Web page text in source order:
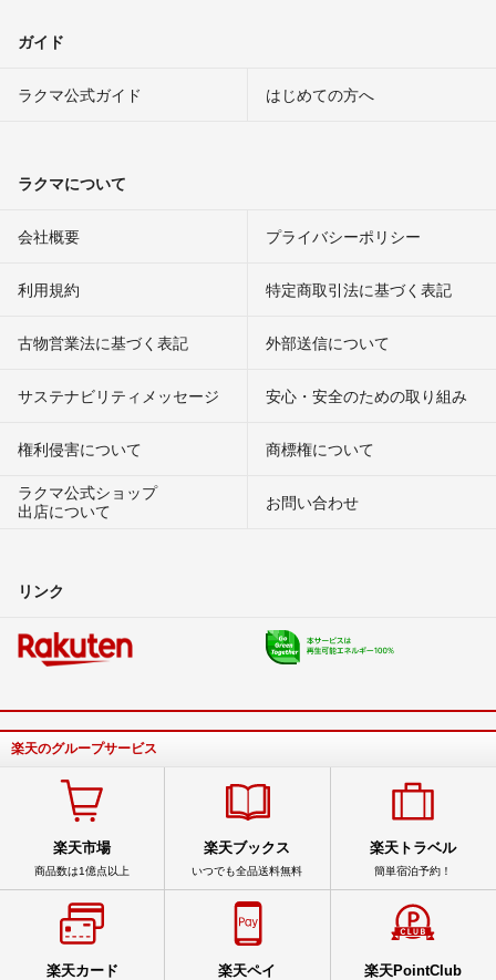
ガイド
ラクマ公式ガイド はじめての方へ
ラクマについて
会社概要 プライバシーポリシー
利用規約 特定商取引法に基づく表記
古物営業法に基づく表記 外部送信について
サステナビリティメッセージ 安心・安全のための取り組み
権利侵害について
商標権について
ラクマ公式ショップ
出店について
お問い合わせ
リンク
楽天のグループサービス
楽天市場
商品数は1億点以上
楽天ブックス
いつでも全品送料無料
楽天トラベル
簡単宿泊予約！
楽天カード 楽天ペイ 楽天PointClub